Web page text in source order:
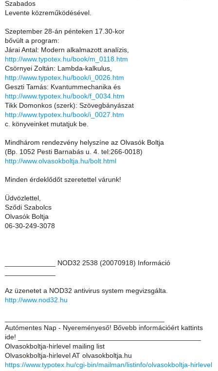
Szabados
Levente közreműködésével.
Szeptember 28-án pénteken 17.30-kor
bővült a program:
Járai Antal: Modern alkalmazott analízis,
http://www.typotex.hu/book/m_0118.htm
Csörnyei Zoltán: Lambda-kalkulus,
http://www.typotex.hu/book/i_0026.htm
Geszti Tamás: Kvantummechanika és
http://www.typotex.hu/book/f_0034.htm
Tikk Domonkos (szerk): Szövegbányászat
http://www.typotex.hu/book/i_0027.htm
c. könyveinket mutatjuk be.
Mindhárom rendezvény helyszíne az Olvasók Boltja
(Bp. 1052 Pesti Barnabás u. 4. tel:266-0018)
http://www.olvasokboltja.hu/bolt.html
Minden érdeklődőt szeretettel várunk!
Üdvözlettel,
Sződi Szabolcs
Olvasók Boltja
06-30-249-3078
_____________ NOD32 2538 (20070918) Információ
Az üzenetet a NOD32 antivirus system megvizsgálta.
http://www.nod32.hu
Autómentes Nap - Nyereményeső! Bővebb információért kattints
ide! _______________________________________________
Olvasokboltja-hirlevel mailing list
Olvasokboltja-hirlevel AT olvasokboltja.hu
https://www.typotex.hu/cgi-bin/mailman/listinfo/olvasokboltja-hirlevel